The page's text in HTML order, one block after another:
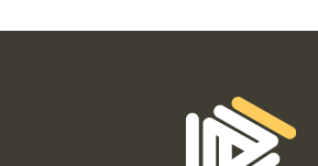
Informazioni di